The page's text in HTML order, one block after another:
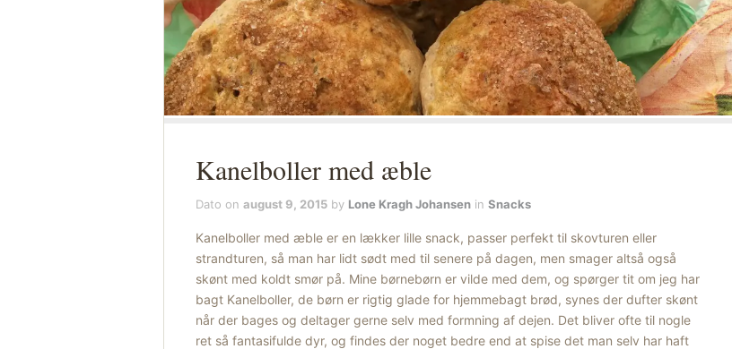
Kanelboller med æble
Dato on august 9, 2015 by Lone Kragh Johansen in Snacks
Kanelboller med æble er en lækker lille snack, passer perfekt til skovturen eller
strandturen, så man har lidt sødt med til senere på dagen, men smager altså også
skønt med koldt smør på. Mine børnebørn er vilde med dem, og spørger tit om jeg har
bagt Kanelboller, de børn er rigtig glade for hjemmebagt brød, synes der dufter skønt
når der bages og deltager gerne selv med formning af dejen. Det bliver ofte til nogle
ret så fantasifulde dyr, og findes der noget bedre end at spise det man selv har haft